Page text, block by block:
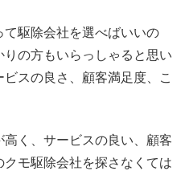
駆除会社を選べばいいの
の方もいらっしゃると思い
スの良さ、顧客満足度、こ
く、サービスの良い、顧客
モ駆除会社を探さなくては